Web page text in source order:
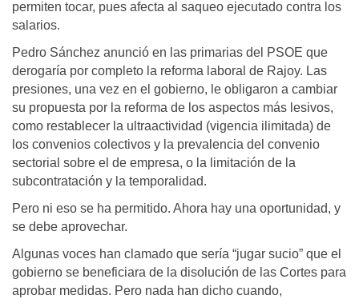
permiten tocar, pues afecta al saqueo ejecutado contra los
salarios.
Pedro Sánchez anunció en las primarias del PSOE que
derogaría por completo la reforma laboral de Rajoy. Las
presiones, una vez en el gobierno, le obligaron a cambiar
su propuesta por la reforma de los aspectos más lesivos,
como restablecer la ultraactividad (vigencia ilimitada) de
los convenios colectivos y la prevalencia del convenio
sectorial sobre el de empresa, o la limitación de la
subcontratación y la temporalidad.
Pero ni eso se ha permitido. Ahora hay una oportunidad, y
se debe aprovechar.
Algunas voces han clamado que sería “jugar sucio” que el
gobierno se beneficiara de la disolución de las Cortes para
aprobar medidas. Pero nada han dicho cuando,